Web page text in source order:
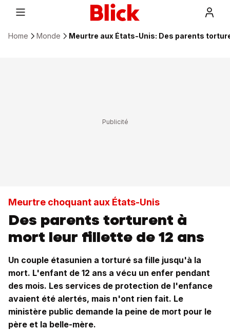
Home Monde Meurtre aux États-Unis: Des parents
Meurtre choquant aux États-Unis
Des parents torturent à
mort leur fillette de 12 ans
Un couple étasunien a torturé sa fille jusqu'à la
mort. L'enfant de 12 ans a vécu un enfer pendant
des mois. Les services de protection de l'enfance
avaient été alertés, mais n'ont rien fait. Le
ministère public demande la peine de mort pour le
père et la belle-mère.